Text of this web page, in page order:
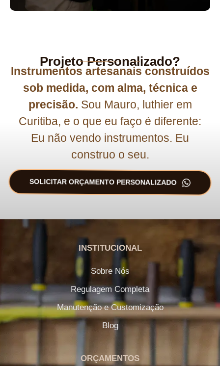
Projeto Personalizado?
Instrumentos artesanais construídos
sob medida, com alma, técnica e
precisão. Sou Mauro, luthier em
Curitiba, e o que eu faço é diferente:
Eu não vendo instrumentos. Eu
construo o seu.
SOLICITAR ORÇAMENTO PERSONALIZADO
INSTITUCIONAL
Sobre Nós
Regulagem Completa
Manutenção e Customização
Blog
ORÇAMENTOS